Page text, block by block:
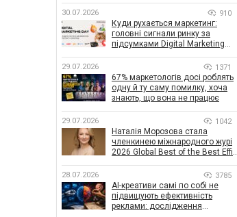
30.07.2026 910
Куди рухається маркетинг:
головні сигнали ринку за
підсумками Digital Marketing
29.07.2026 1371
67% маркетологів досі роблять
одну й ту саму помилку, хоча
знають, що вона не працює
29.07.2026 1042
Наталія Морозова стала
членкинею міжнародного журі
2026 Global Best of the Best Effie
28.07.2026 3785
AI-креативи самі по собі не
підвищують ефективність
реклами: дослідження